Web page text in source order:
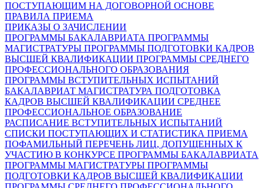
ПОСТУПАЮЩИМ НА ДОГОВОРНОЙ ОСНОВЕ
ПРАВИЛА ПРИЕМА
ПРИКАЗЫ О ЗАЧИСЛЕНИИ
ПРОГРАММЫ БАКАЛАВРИАТА ПРОГРАММЫ
МАГИСТРАТУРЫ ПРОГРАММЫ ПОДГОТОВКИ КАДРОВ
ВЫСШЕЙ КВАЛИФИКАЦИИ ПРОГРАММЫ СРЕДНЕГО
ПРОФЕССИОНАЛЬНОГО ОБРАЗОВАНИЯ
ПРОГРАММЫ ВСТУПИТЕЛЬНЫХ ИСПЫТАНИЙ
БАКАЛАВРИАТ МАГИСТРАТУРА ПОДГОТОВКА
КАДРОВ ВЫСШЕЙ КВАЛИФИКАЦИИ СРЕДНЕЕ
ПРОФЕССИОНАЛЬНОЕ ОБРАЗОВАНИЕ
РАСПИСАНИЕ ВСТУПИТЕЛЬНЫХ ИСПЫТАНИЙ
СПИСКИ ПОСТУПАЮЩИХ И СТАТИСТИКА ПРИЕМА
ПОФАМИЛЬНЫЙ ПЕРЕЧЕНЬ ЛИЦ, ДОПУЩЕННЫХ К
УЧАСТИЮ В КОНКУРСЕ ПРОГРАММЫ БАКАЛАВРИАТА
ПРОГРАММЫ МАГИСТРАТУРЫ ПРОГРАММЫ
ПОДГОТОВКИ КАДРОВ ВЫСШЕЙ КВАЛИФИКАЦИИ